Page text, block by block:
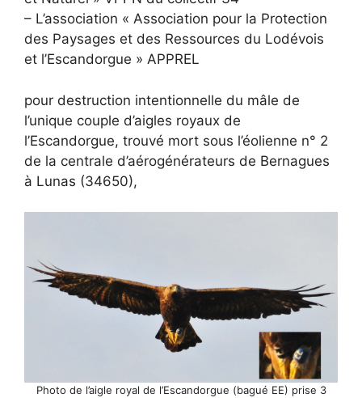
– L’association « Association pour la Protection
des Paysages et des Ressources du Lodévois
et l’Escandorgue » APPREL
pour destruction intentionnelle du mâle de
l’unique couple d’aigles royaux de
l’Escandorgue, trouvé mort sous l’éolienne n° 2
de la centrale d’aérogénérateurs de Bernagues
à Lunas (34650),
Photo de l’aigle royal de l’Escandorgue (bagué EE) prise 3